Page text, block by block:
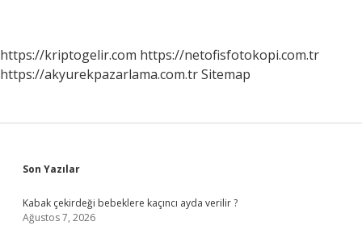
https://kriptogelir.com https://netofisfotokopi.com.tr
https://akyurekpazarlama.com.trSitemap
Sidebar
Son Yazılar
Kabak çekirdeği bebeklere kaçıncı ayda verilir ?
Ağustos 7, 2026